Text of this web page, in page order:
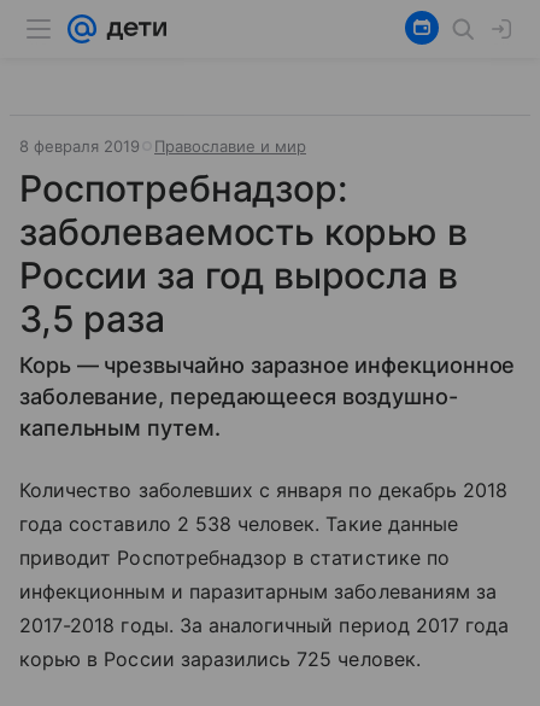
8 февраля 2019 Православие и мир
Роспотребнадзор:
заболеваемость корью в
России за год выросла в
3,5 раза
Корь — чрезвычайно заразное инфекционное
заболевание, передающееся воздушно-
капельным путем.
Количество заболевших с января по декабрь 2018
года составило 2 538 человек. Такие данные
приводит Роспотребнадзор в статистике по
инфекционным и паразитарным заболеваниям за
2017-2018 годы. За аналогичный период 2017 года
корью в России заразились 725 человек.